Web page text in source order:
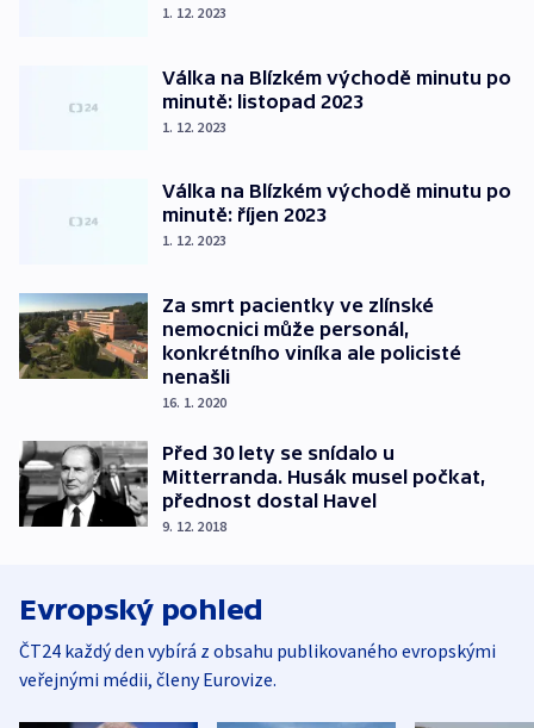
1. 12. 2023
Válka na Blízkém východě minutu po
minutě: listopad 2023
1. 12. 2023
Válka na Blízkém východě minutu po
minutě: říjen 2023
1. 12. 2023
Za smrt pacientky ve zlínské
nemocnici může personál,
konkrétního viníka ale policisté
nenašli
16. 1. 2020
Před 30 lety se snídalo u
Mitterranda. Husák musel počkat,
přednost dostal Havel
9. 12. 2018
Evropský pohled
ČT24 každý den vybírá z obsahu publikovaného evropskými
veřejnými médii, členy Eurovize.